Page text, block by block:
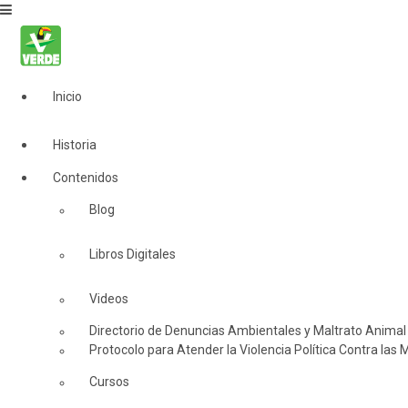
Inicio
Historia
Contenidos
Blog
Libros Digitales
Videos
Directorio de Denuncias Ambientales y Maltrato Animal
Protocolo para Atender la Violencia Política Contra las
Cursos